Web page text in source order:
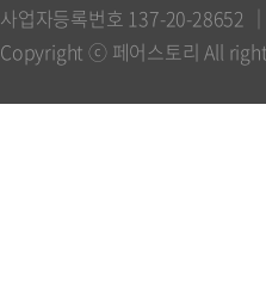
사업자등록번호 137-20-28652
Copyright ⓒ 페어스토리 All